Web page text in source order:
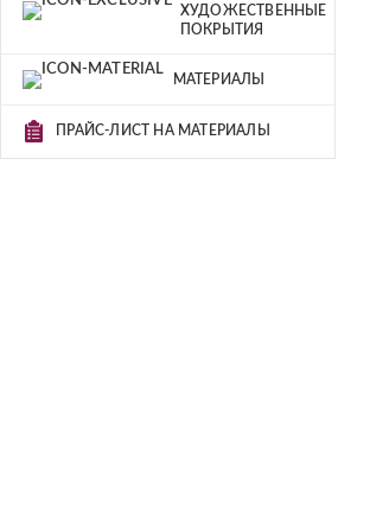
ХУДОЖЕСТВЕННЫЕ
ПОКРЫТИЯ
МАТЕРИАЛЫ
ПРАЙС-ЛИСТ НА МАТЕРИАЛЫ